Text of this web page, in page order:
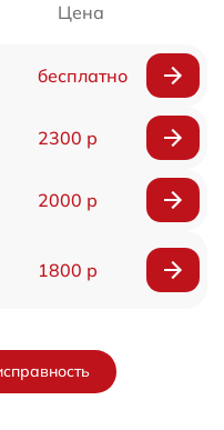
Цена
бесплатно
2300 р
2000 р
1800 р